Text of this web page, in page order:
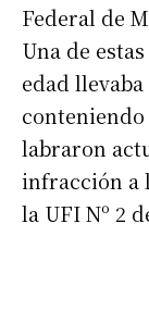
Federal de
Una de
edad
conteniendo
labraron
infracción a
la UFI Nº 2